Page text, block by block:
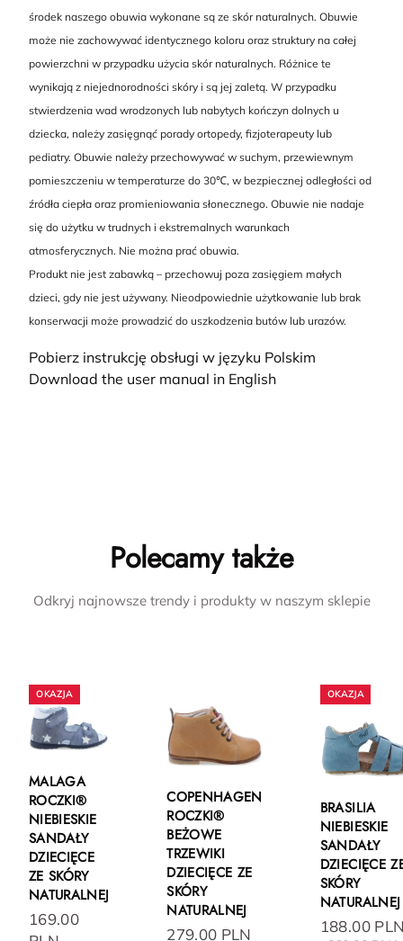
środek naszego obuwia wykonane są ze skór naturalnych. Obuwie
może nie zachowywać identycznego koloru oraz struktury na całej
powierzchni w przypadku użycia skór naturalnych. Różnice te
wynikają z niejednorodności skóry i są jej zaletą. W przypadku
stwierdzenia wad wrodzonych lub nabytych kończyn dolnych u
dziecka, należy zasięgnąć porady ortopedy, fizjoterapeuty lub
pediatry. Obuwie należy przechowywać w suchym, przewiewnym
pomieszczeniu w temperaturze do 30℃, w bezpiecznej odległości od
źródła ciepła oraz promieniowania słonecznego. Obuwie nie nadaje
się do użytku w trudnych i ekstremalnych warunkach
atmosferycznych. Nie można prać obuwia.
Produkt nie jest zabawką – przechowuj poza zasięgiem małych
dzieci, gdy nie jest używany. Nieodpowiednie użytkowanie lub brak
konserwacji może prowadzić do uszkodzenia butów lub urazów.
Pobierz instrukcję obsługi w języku Polskim
Download the user manual in English
Polecamy także
Odkryj najnowsze trendy i produkty w naszym sklepie
MALAGA
ROCZKI®
NIEBIESKIE
SANDAŁY
DZIECIĘCE
ZE SKÓRY
NATURALNEJ
169.00
COPENHAGEN
ROCZKI®
BEŻOWE
TRZEWIKI
DZIECIĘCE ZE
SKÓRY
NATURALNEJ
279.00 PLN
BRASILIA
NIEBIESKIE
SANDAŁY
DZIECIĘCE
SKÓRY
NATURALNEJ
188.00